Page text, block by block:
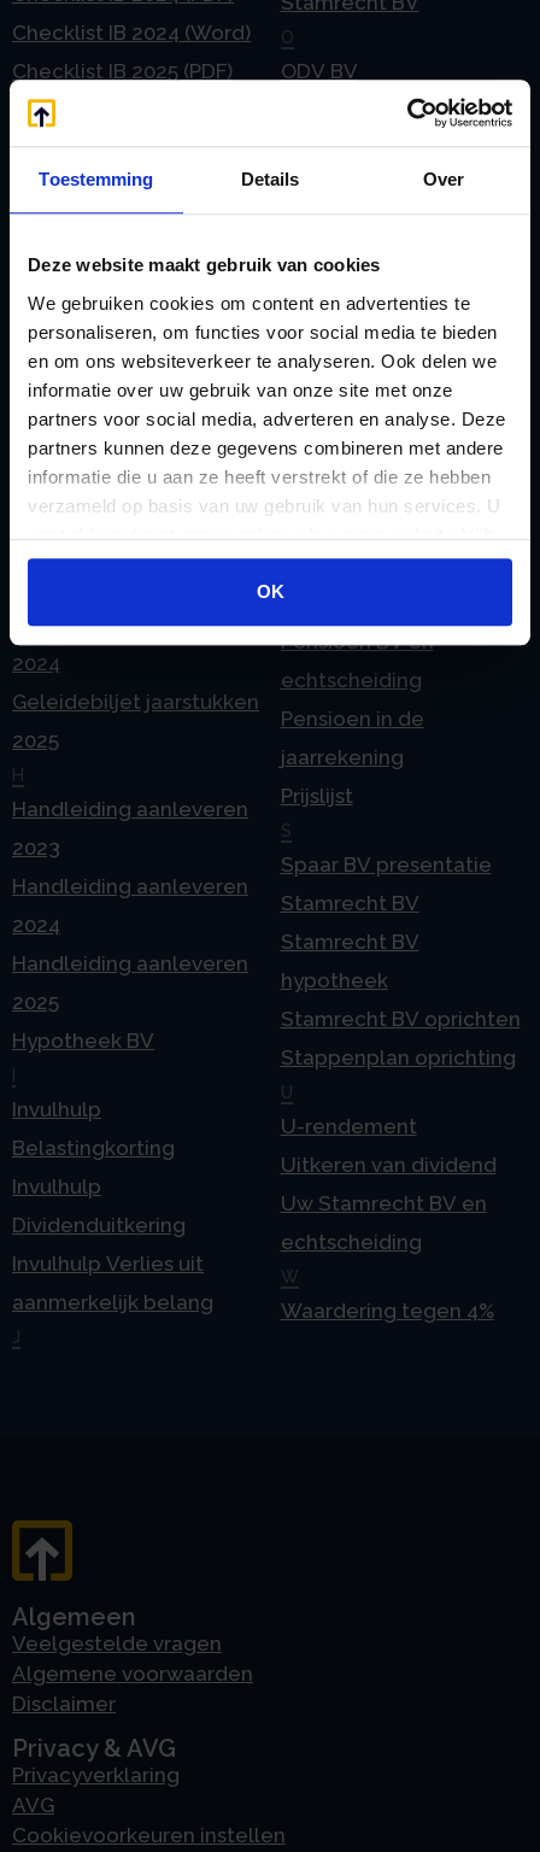
Toestemming Details Over
Deze website maakt gebruik van cookies
We gebruiken cookies om content en advertenties te
personaliseren, om functies voor social media te bieden
en om ons websiteverkeer te analyseren. Ook delen we
informatie over uw gebruik van onze site met onze
partners voor social media, adverteren en analyse. Deze
partners kunnen deze gegevens combineren met andere
informatie die u aan ze heeft verstrekt of die ze hebben
verzameld op basis van uw gebruik van hun services. U
gaat akkoord met onze cookies als u onze website blijft
gebruiken.
OK
Checklist IB 2024 (Word)
Checklist IB 2025 (PDF)
Checklist IB 2025 (Word)
Contact
eHerkenning voor uw
Stamrecht BV
Emigratie
Emigratie Pensioen BV
Fiscale waardering
Flex BV oprichten of
omzetten
Geleidebiljet jaarstukken
Geleidebiljet jaarstukken
2024
Geleidebiljet jaarstukken
2025
H
Handleiding aanleveren
2023
Handleiding aanleveren
2024
Handleiding aanleveren
2025
Hypotheek BV
Invulhulp
Belastingkorting
Invulhulp
Dividenduitkering
Invulhulp Verlies uit
aanmerkelijk belang
O
ODV BV
Ontbinden Stamrecht
BV
Onzakelijke lening
Oprichten BV door
StamrechtBV.com
Overdracht vanuit
banksparen
Overgang naar
Stamrecht BV
Pensioen BV bij
overlijden
Pensioen BV en
echtscheiding
Pensioen in de
jaarrekening
Prijslijst
S
Spaar BV presentatie
Stamrecht BV
Stamrecht BV
hypotheek
Stamrecht BV oprichten
Stappenplan oprichting
U
U-rendement
Uitkeren van dividend
Uw Stamrecht BV en
echtscheiding
W
Waardering tegen 4%
Algemeen
Veelgestelde vragen
Algemene voorwaarden
Disclaimer
Privacy & AVG
Privacyverklaring
AVG
Cookievoorkeuren instellen